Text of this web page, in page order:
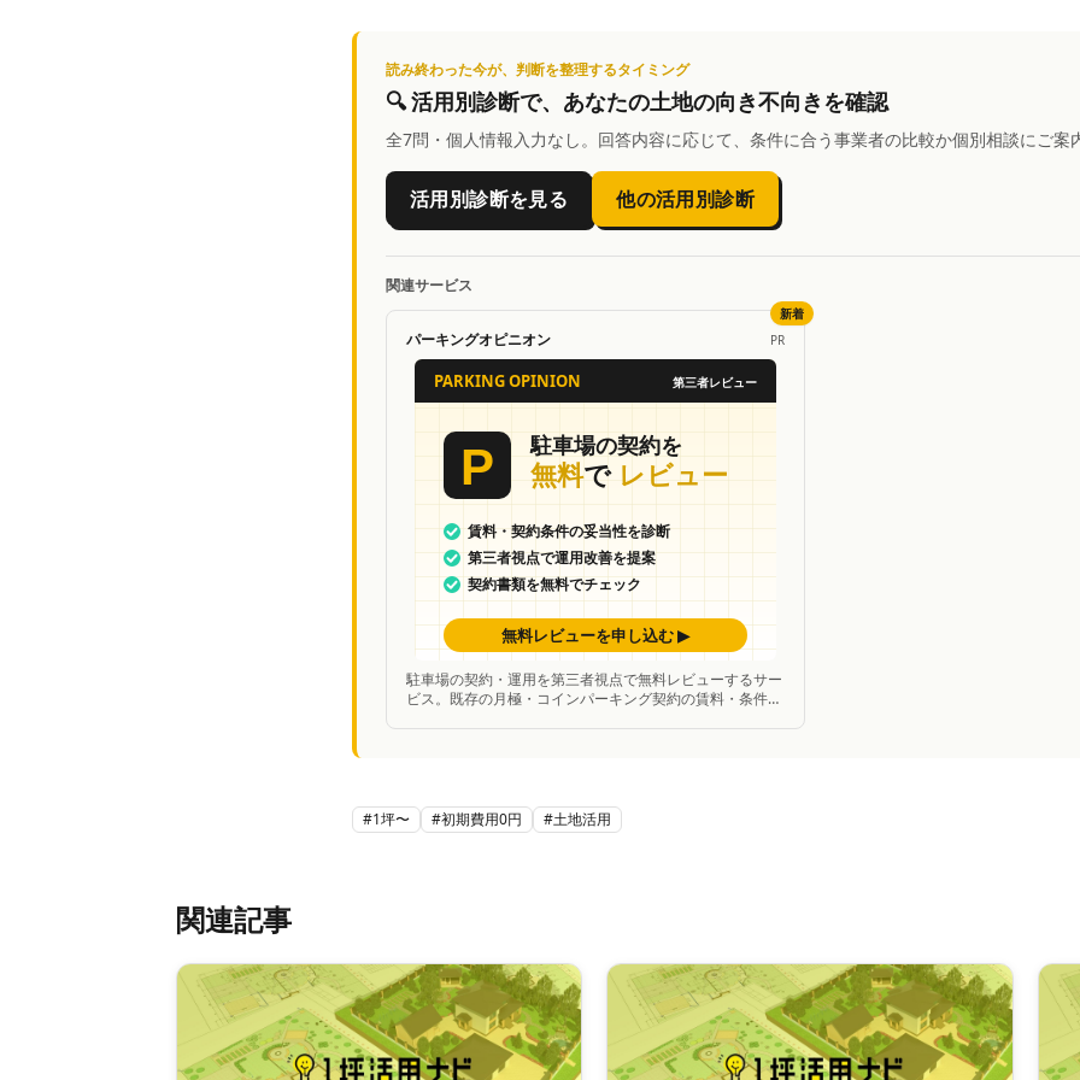
読み終わった今が、判断を整理するタイミング
🔍活用別診断で、あなたの土地の向き不向きを確認
全7問・個人情報入力なし。回答内容に応じて、条件に合う事業者の比較か個別相談にご案
活用別診断を見る 他の活用別診断
関連サービス
パーキングオピニオン PR
駐車場の契約・運用を第三者視点で無料レビューするサー
ビス。既存の月極・コインパーキング契約の賃料・条件の
新着
#1坪〜 #初期費用0円 #土地活用
関連記事